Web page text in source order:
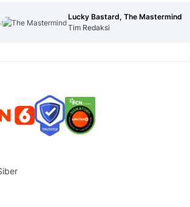
Lucky Bastard, The Mastermind
Tim Redaksi